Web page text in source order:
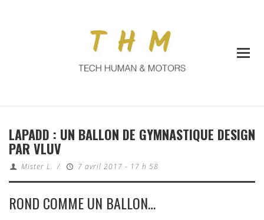
LAPADD : UN BALLON DE GYMNASTIQUE DESIGN
PAR VLUV
Mister L. / 7 avril 2017 - 17 h 58
ROND COMME UN BALLON…